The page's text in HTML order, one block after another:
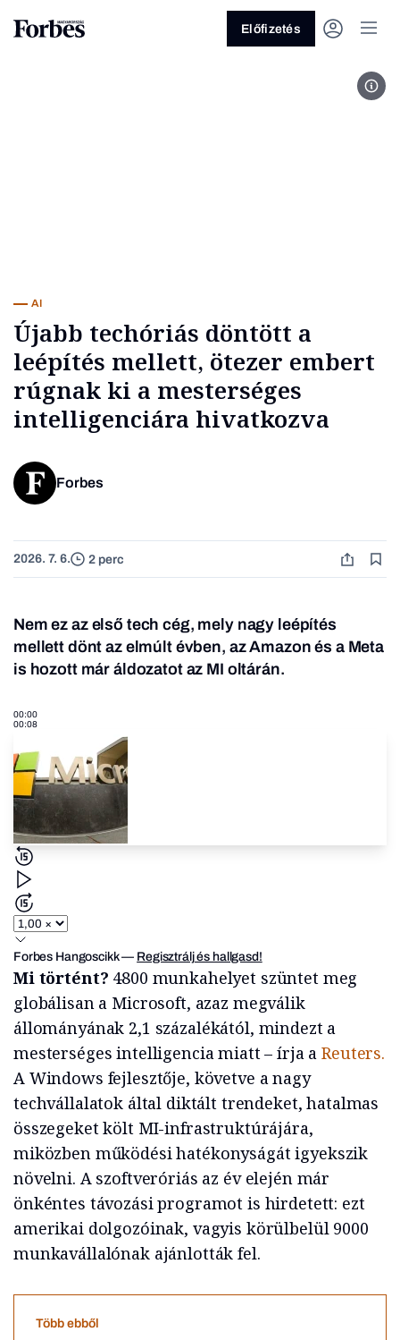
Előfizetés
AI
Újabb techóriás döntött a
leépítés mellett, ötezer embert
rúgnak ki a mesterséges
intelligenciára hivatkozva
Forbes
2026. 7. 6. 2 perc
Nem ez az első tech cég, mely nagy leépítés
mellett dönt az elmúlt évben, az Amazon és a Meta
is hozott már áldozatot az MI oltárán.
00:00
00:08
Forbes Hangoscikk— Regisztrálj és hallgasd!
Mi történt? 4800 munkahelyet szüntet meg
globálisan a Microsoft, azaz megválik
állományának 2,1 százalékától, mindezt a
mesterséges intelligencia miatt – írja aReuters.
A Windows fejlesztője, követve a nagy
techvállalatok által diktált trendeket, hatalmas
összegeket költ MI-infrastruktúrájára,
miközben működési hatékonyságát igyekszik
növelni. A szoftveróriás az év elején már
önkéntes távozási programot is hirdetett: ezt
amerikai dolgozóinak, vagyis körülbelül 9000
munkavállalónak ajánlották fel.
Több ebből